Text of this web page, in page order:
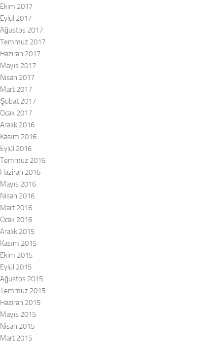
Ekim 2017
Eylül 2017
Ağustos 2017
Temmuz 2017
Haziran 2017
Mayıs 2017
Nisan 2017
Mart 2017
Şubat 2017
Ocak 2017
Aralık 2016
Kasım 2016
Eylül 2016
Temmuz 2016
Haziran 2016
Mayıs 2016
Nisan 2016
Mart 2016
Ocak 2016
Aralık 2015
Kasım 2015
Ekim 2015
Eylül 2015
Ağustos 2015
Temmuz 2015
Haziran 2015
Mayıs 2015
Nisan 2015
Mart 2015